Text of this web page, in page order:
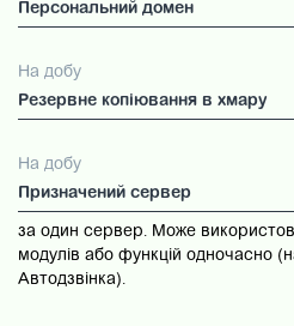
Персональний домен
На добу
Резервне копіювання в хмару
На добу
Призначений сервер
за один сервер. Може
модулів або функцій одночасно
Автодзвінка).